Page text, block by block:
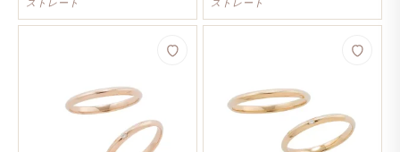
ストレート ストレート